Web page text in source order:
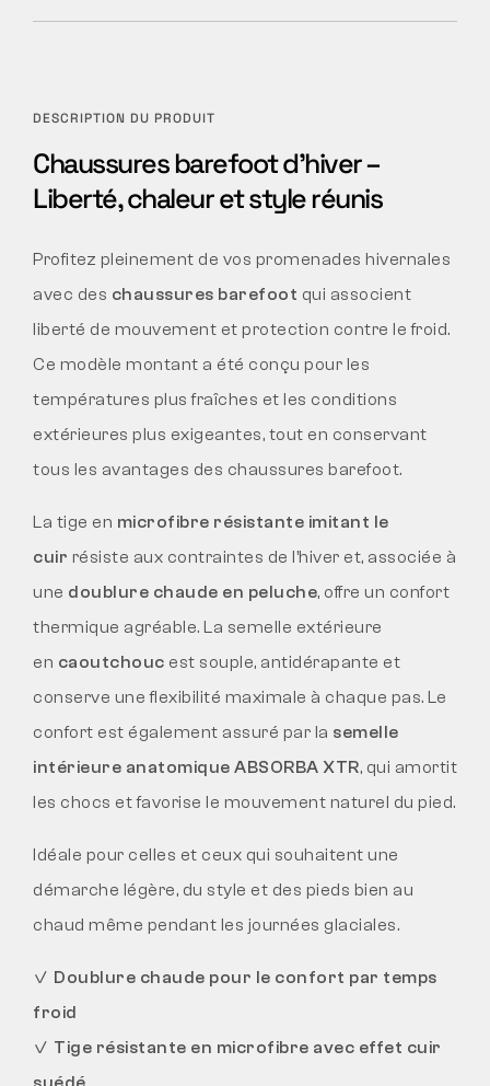
DESCRIPTION DU PRODUIT
Chaussures barefoot d’hiver –
Liberté, chaleur et style réunis
Profitez pleinement de vos promenades hivernales
avec des chaussures barefoot qui associent
liberté de mouvement et protection contre le froid.
Ce modèle montant a été conçu pour les
températures plus fraîches et les conditions
extérieures plus exigeantes, tout en conservant
tous les avantages des chaussures barefoot.
La tige en microfibre résistante imitant le
cuir résiste aux contraintes de l’hiver et, associée à
une doublure chaude en peluche, offre un confort
thermique agréable. La semelle extérieure
en caoutchouc est souple, antidérapante et
conserve une flexibilité maximale à chaque pas. Le
confort est également assuré par la semelle
intérieure anatomique ABSORBA XTR, qui amortit
les chocs et favorise le mouvement naturel du pied.
Idéale pour celles et ceux qui souhaitent une
démarche légère, du style et des pieds bien au
chaud même pendant les journées glaciales.
✓ Doublure chaude pour le confort par temps
froid
✓ Tige résistante en microfibre avec effet cuir